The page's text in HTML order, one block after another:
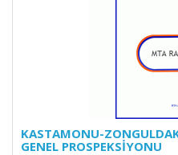
KASTAMONU-
GENEL PROSPEKSİYONU